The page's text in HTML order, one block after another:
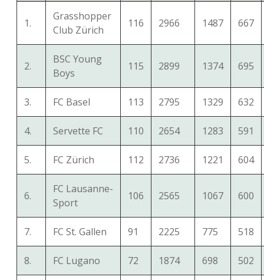
1.
Grasshopper
Club Zürich
116 2966 1487 667
2.
BSC Young
Boys
115 2899 1374 695
3. FC Basel 113 2795 1329 632
4. Servette FC 110 2654 1283 591
5. FC Zürich 112 2736 1221 604
6.
FC Lausanne-
Sport
106 2565 1067 600
7. FC St. Gallen 91 2225 775 518
8. FC Lugano 72 1874 698 502